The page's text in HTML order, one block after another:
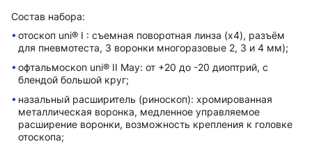
Состав набора:
отоскоп uni® I : съемная поворотная линза (х4), разъём
для пневмотеста, 3 воронки многоразовые 2, 3 и 4 мм);
офтальмоскоп uni® II May: от +20 до -20 диоптрий, с
блендой большой круг;
назальный расширитель (риноскоп): хромированная
металлическая воронка, медленное управляемое
расширение воронки, возможность крепления к головке
отоскопа;